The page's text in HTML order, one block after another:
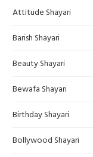
Attitude Shayari
Barish Shayari
Beauty Shayari
Bewafa Shayari
Birthday Shayari
Bollywood Shayari